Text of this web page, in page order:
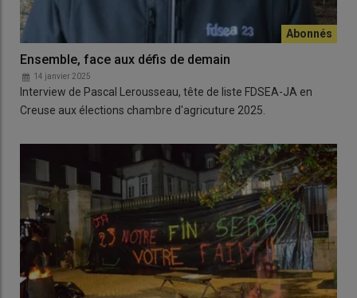
Ensemble, face aux défis de demain
14 janvier 2025
Interview de Pascal Lerousseau, tête de liste FDSEA-JA en
Creuse aux élections chambre d'agricuture 2025.